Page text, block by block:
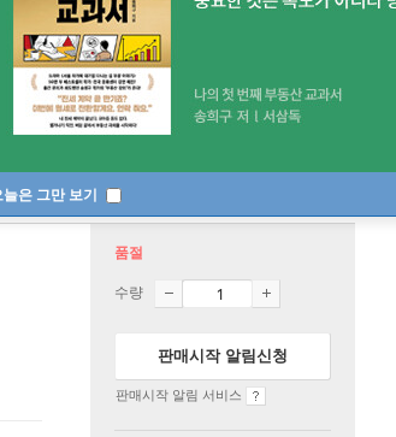
늘은 그만 보기
Relationships
안내
품절
수량
판매시작 알림신청
판매시작 알림 서비스